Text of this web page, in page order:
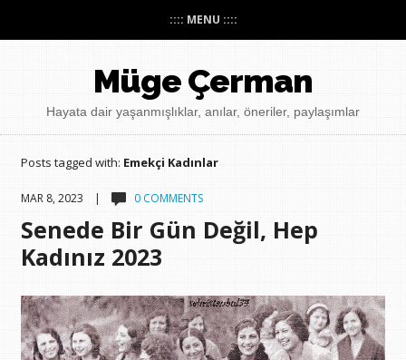
:::: MENU ::::
Müge Çerman
Hayata dair yaşanmışlıklar, anılar, öneriler, paylaşımlar
Posts tagged with: Emekçi Kadınlar
MAR 8, 2023 | 0 COMMENTS
Senede Bir Gün Değil, Hep
Kadınız 2023